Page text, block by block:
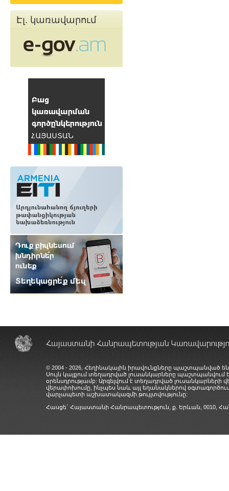
Էլ. կառավարում
© 2004 - 2026, Հեղինակային իրավունքները պաշտպանված
Սույն կայքում տեղադրված լուսանկարները
օրենսդրությամբ: Արգելվում է տեղադրված
վերափոխումը, ինչպես նաև այլ եղանակներով
վարչապետի աշխատակազմի թույլտվությունը:
Հասցե` Հայաստանի Հանրապետություն, ք. Երևան, 0010,